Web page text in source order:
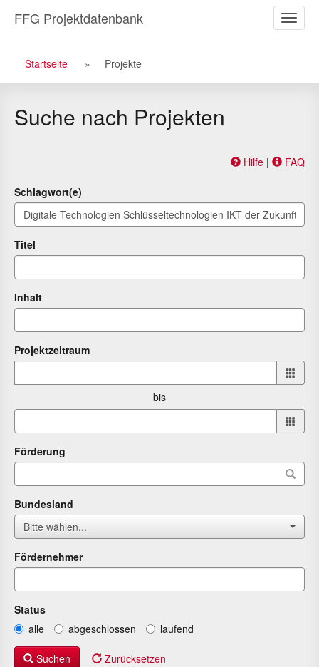
den
Inhalt
ein-/
FFG Projektdatenbank
Breadcrumb
Navigation
Startseite Projekte
Suche nach Projekten
Hilfe | FAQ
Schlagwort(e)
Titel
Inhalt
Projektzeitraum
von
bis
Förderung
Bundesland
Bitte wählen...
Fördernehmer
Status
alle
abgeschlossen laufend
Suchen Zurücksetzen